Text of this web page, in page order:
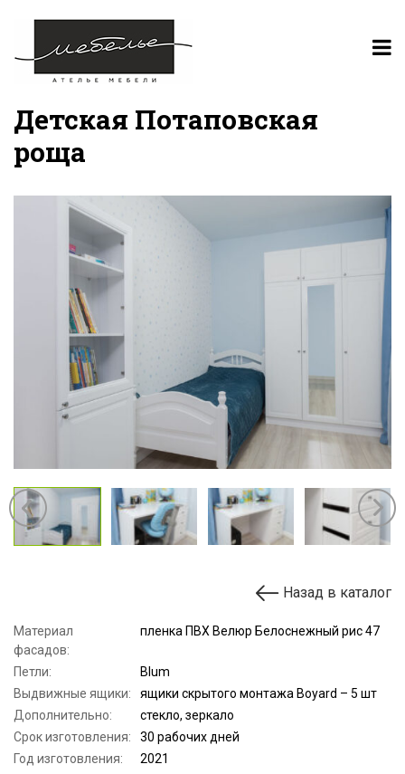
Детская Потаповская
роща
Назад в каталог
Материал
фасадов:
пленка ПВХ Велюр Белоснежный рис 47
Петли:
Blum
Выдвижные ящики:
ящики скрытого монтажа Boyard – 5 шт
Дополнительно:
стекло, зеркало
Срок изготовления:
30 рабочих дней
Год изготовления:
2021